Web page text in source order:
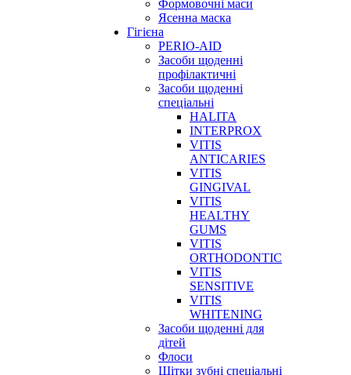
Формовочні маси
Ясенна маска
Гігієна
PERIO-AID
Засоби щоденні
профілактичні
Засоби щоденні
спеціальні
HALITA
INTERPROX
VITIS
ANTICARIES
VITIS
GINGIVAL
VITIS
HEALTHY
GUMS
VITIS
ORTHODONTIC
VITIS
SENSITIVE
VITIS
WHITENING
Засоби щоденні для
дітей
Флоси
Щітки зубні спеціальні